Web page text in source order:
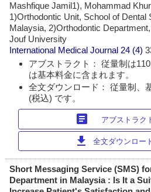
Mashfique Jamil1), Mohammad
1)Orthodontic Unit, School of Dental
Malaysia, 2)Orthodontic
Jouf University
International Medical Journal 24 (4)
アブストラクト： 従量制は
は基本料金に含まれます。
全文ダウンロード： 従量制、
(税込) です。
article アブストラク
download 全文ダウンロー
Short Messaging Service (SMS)
Department in Malaysia : Is It a